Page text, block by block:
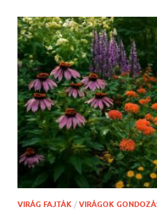
VIRÁG FAJTÁK / VIRÁGOK